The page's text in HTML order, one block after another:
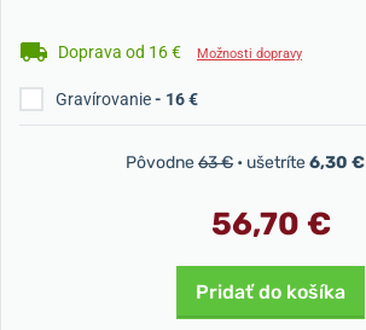
Doprava od 16 € Možnosti dopravy
Gravírovanie- 16 €
Pôvodne63 € • ušetríte6,30 €
56,70 €
Pridať do košíka